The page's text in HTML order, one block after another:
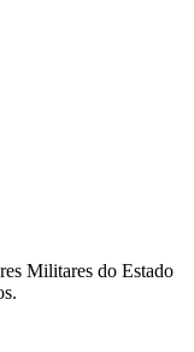
Militares do Estado